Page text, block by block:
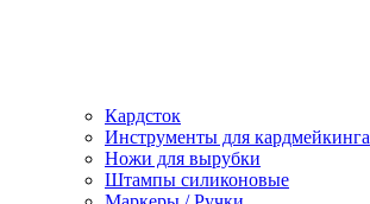
Кардсток
Инструменты для кардмейкинга
Ножи для вырубки
Штампы силиконовые